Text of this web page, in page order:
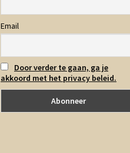
Email
Door verder te gaan, ga je
akkoord met het privacy beleid.